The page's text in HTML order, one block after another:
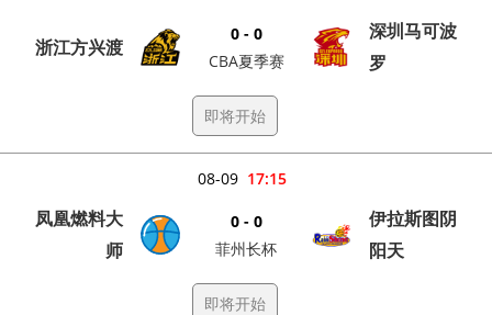
浙江方兴渡
0 - 0
CBA夏季赛
深圳马可波
罗
即将开始
17:15
08-09
凤凰燃料大
师
0 - 0
菲州长杯
伊拉斯图阴
阳天
即将开始